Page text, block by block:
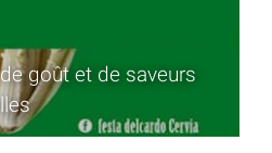
goût et de saveurs